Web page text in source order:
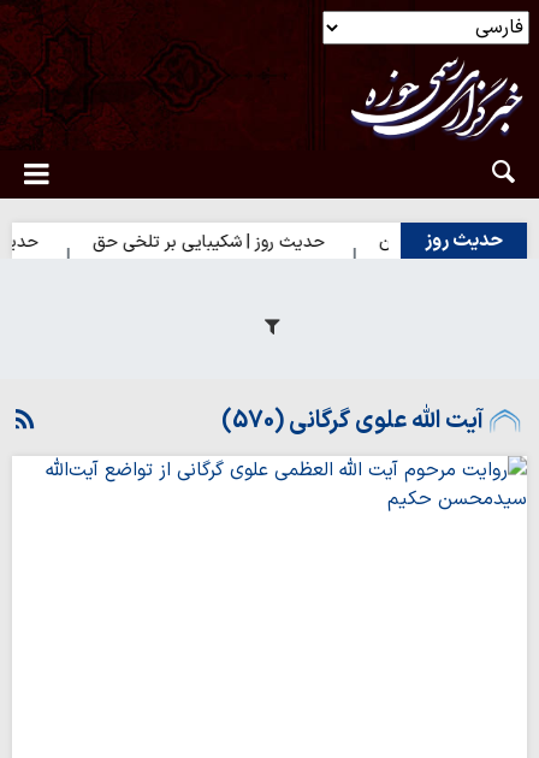
حدیث روز
انسان حدیث روز | شکیبایی بر تلخی حق حدیث روز |
آیت الله علوی گرگانی (570)